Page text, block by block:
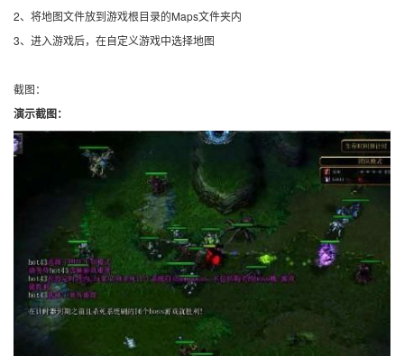
2、将地图文件放到游戏根目录的Maps文件夹内
3、进入游戏后，在自定义游戏中选择地图
截图：
演示截图：